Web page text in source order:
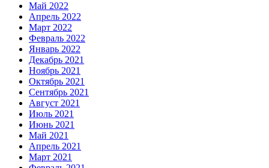
Май 2022
Апрель 2022
Март 2022
Февраль 2022
Январь 2022
Декабрь 2021
Ноябрь 2021
Октябрь 2021
Сентябрь 2021
Август 2021
Июль 2021
Июнь 2021
Май 2021
Апрель 2021
Март 2021